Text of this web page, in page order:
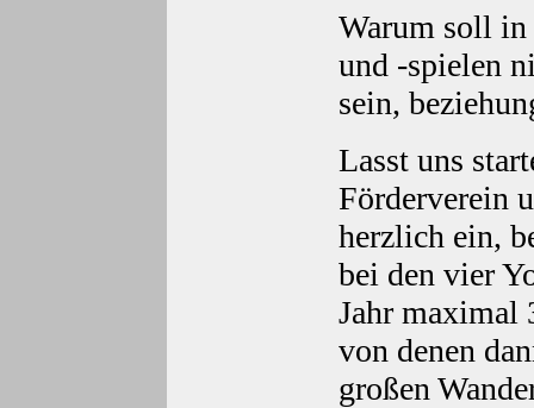
Warum soll in
und -spielen
sein,
Lasst uns
Förderverein
herzlich ein,
bei den vier
Jahr maximal
von denen
großen